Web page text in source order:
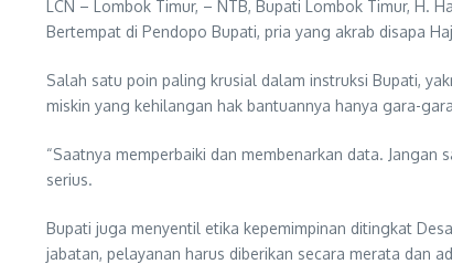
LCN – Lombok Timur, – NTB, Bupati Lombok Timur, H.
Bertempat di Pendopo Bupati, pria yang akrab disapa
Salah satu poin paling krusial dalam instruksi Bupati,
miskin yang kehilangan hak bantuannya hanya gara-
“Saatnya memperbaiki dan membenarkan data.
serius.
Bupati juga menyentil etika kepemimpinan ditingkat
jabatan, pelayanan harus diberikan secara merata dan